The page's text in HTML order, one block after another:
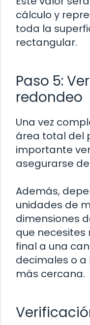
cálculo y
toda la
rectangular.
Paso 5:
redondeo
Una vez
área total del
importante
asegurarse
Además,
unidades de
dimensiones
que
final a una
decimales o
más cercana.